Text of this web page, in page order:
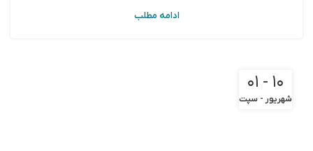
ادامه مطلب
۱۰ - ۰۱
شهریور - سپت